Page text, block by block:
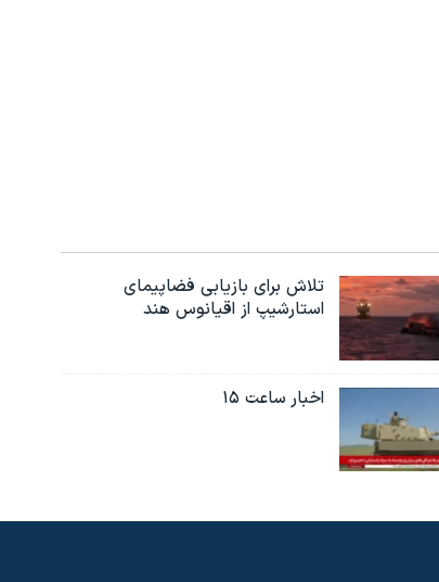
تلاش برای بازیابی فضاپیمای
استارشیپ از اقیانوس هند
اخبار ساعت ۱۵